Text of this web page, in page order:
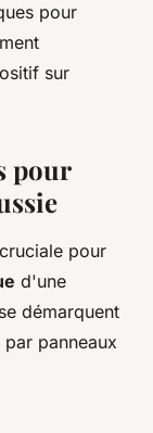
pour
sur
pour
pour
d'une
démarquent
panneaux